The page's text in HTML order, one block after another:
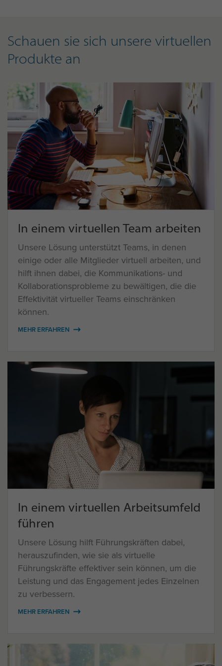
Schauen sie sich unsere virtuellen
Produkte an
In einem virtuellen Team arbeiten
Unsere Lösung unterstützt Teams, in denen
einige oder alle Mitglieder virtuell arbeiten, und
hilft ihnen dabei, die Kommunikations- und
Kollaborationsprobleme zu bewältigen, die die
Effektivität virtueller Teams einschränken
können.
MEHR ERFAHREN
In einem virtuellen Arbeitsumfeld
führen
Unsere Lösung hilft Führungskräften dabei,
herauszufinden, wie sie als virtuelle
Führungskräfte effektiver sein können, um die
Leistung und das Engagement jedes Einzelnen
zu verbessern.
MEHR ERFAHREN